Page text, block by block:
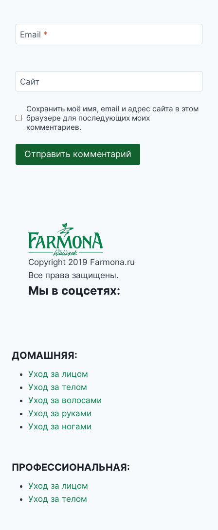
Email *
Сайт
Сохранить моё имя, email и адрес сайта в этом
браузере для последующих моих
комментариев.
Copyright 2019 Farmona.ru
Все права защищены.
Мы в соцсетях:
ДОМАШНЯЯ:
Уход за лицом
Уход за телом
Уход за волосами
Уход за руками
Уход за ногами
ПРОФЕССИОНАЛЬНАЯ:
Уход за лицом
Уход за телом